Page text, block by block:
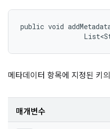
public void
메타데이터 항목에 지정된 키
매개변수